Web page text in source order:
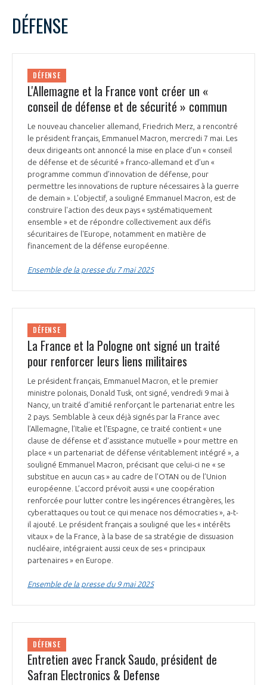
DÉFENSE
DÉFENSE
L'Allemagne et la France vont créer un «
conseil de défense et de sécurité » commun
Le nouveau chancelier allemand, Friedrich Merz, a rencontré
le président français, Emmanuel Macron, mercredi 7 mai. Les
deux dirigeants ont annoncé la mise en place d’un « conseil
de défense et de sécurité » franco-allemand et d’un «
programme commun d’innovation de défense, pour
permettre les innovations de rupture nécessaires à la guerre
de demain ». L’objectif, a souligné Emmanuel Macron, est de
construire l'action des deux pays « systématiquement
ensemble » et de répondre collectivement aux défis
sécuritaires de l'Europe, notamment en matière de
financement de la défense européenne.
Ensemble de la presse du 7 mai 2025
DÉFENSE
La France et la Pologne ont signé un traité
pour renforcer leurs liens militaires
Le président français, Emmanuel Macron, et le premier
ministre polonais, Donald Tusk, ont signé, vendredi 9 mai à
Nancy, un traité d’amitié renforçant le partenariat entre les
2 pays. Semblable à ceux déjà signés par la France avec
l’Allemagne, l’Italie et l’Espagne, ce traité contient « une
clause de défense et d’assistance mutuelle » pour mettre en
place « un partenariat de défense véritablement intégré », a
souligné Emmanuel Macron, précisant que celui-ci ne « se
substitue en aucun cas » au cadre de l’OTAN ou de l’Union
européenne. L’accord prévoit aussi « une coopération
renforcée pour lutter contre les ingérences étrangères, les
cyberattaques ou tout ce qui menace nos démocraties », a-t-
il ajouté. Le président français a souligné que les « intérêts
vitaux » de la France, à la base de sa stratégie de dissuasion
nucléaire, intégraient aussi ceux de ses « principaux
partenaires » en Europe.
Ensemble de la presse du 9 mai 2025
DÉFENSE
Entretien avec Franck Saudo, président de
Safran Electronics & Defense